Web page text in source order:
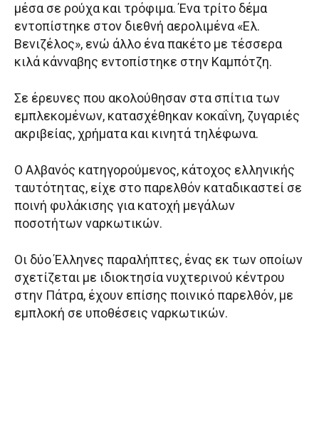
μέσα σε ρούχα και τρόφιμα. Ένα τρίτο δέμα
εντοπίστηκε στον διεθνή αερολιμένα «Ελ.
Βενιζέλος», ενώ άλλο ένα πακέτο με τέσσερα
κιλά κάνναβης εντοπίστηκε στην Καμπότζη.
Σε έρευνες που ακολούθησαν στα σπίτια των
εμπλεκομένων, κατασχέθηκαν κοκαΐνη, ζυγαριές
ακριβείας, χρήματα και κινητά τηλέφωνα.
Ο Αλβανός κατηγορούμενος, κάτοχος ελληνικής
ταυτότητας, είχε στο παρελθόν καταδικαστεί σε
ποινή φυλάκισης για κατοχή μεγάλων
ποσοτήτων ναρκωτικών.
Οι δύο Έλληνες παραλήπτες, ένας εκ των οποίων
σχετίζεται με ιδιοκτησία νυχτερινού κέντρου
στην Πάτρα, έχουν επίσης ποινικό παρελθόν, με
εμπλοκή σε υποθέσεις ναρκωτικών.